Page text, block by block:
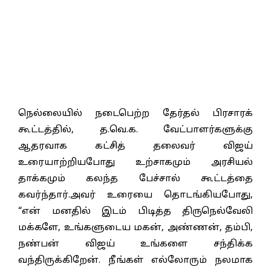
நெல்லையில் நடைபெற்ற தேர்தல் பிரசாரக்
கூட்டத்தில், த.வெ.க. வேட்பாளர்களுக்கு
ஆதரவாக கட்சித் தலைவர் விஜய்
உரையாற்றியபோது உற்சாகமும் அரசியல்
தாக்கமும் கலந்த பேச்சால் கூட்டத்தை
கவர்ந்தார்.அவர் உரையை தொடங்கியபோது,
“என் மனதில் இடம் பிடித்த திருநெல்வேலி
மக்களே, உங்களுடைய மகன், அண்ணன், தம்பி,
நண்பன் விஜய் உங்களை சந்திக்க
வந்திருக்கிறேன். நீங்கள் எல்லோரும் நலமாக